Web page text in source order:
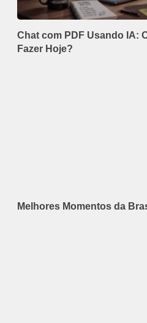
Chat com PDF Usando IA:
Fazer Hoje?
Melhores Momentos da